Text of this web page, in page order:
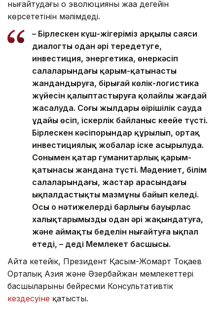
нығайтудағы оң эволюцияның жаңа деңгейін
көрсететінін мәлімдеді.
– Бірлескен күш-жігеріміз арқылы саяси
диалогты одан әрі тереңдетуге,
инвестиция, энергетика, өнеркәсіп
салаларындағы қарым-қатынасты
жандандыруға, бірыңғай көлік-логистика
жүйесін қалыптастыруға қолайлы жағдай
жасалуда. Соңғы жылдары өңірішілік сауда
ұдайы өсіп, іскерлік байланыс кеңейе түсті.
Бірлескен кәсіпорындар құрылып, ортақ
инвестициялық жобалар іске асырылуда.
Сонымен қатар гуманитарлық қарым-
қатынасы жандана түсті. Мәдениет, білім
салаларындағы, жастар арасындағы
ықпалдастықтың мазмұны байып келеді.
Осы оң нәтижелердің барлығы бауырлас
халықтарымызды одан әрі жақындатуға,
және аймақтың беделін нығайтуға ықпал
етеді, – деді Мемлекет басшысы.
Айта кетейік, Президент Қасым-Жомарт Тоқаев
Орталық Азия және Әзербайжан мемлекеттері
басшыларының бейресми Консультативтік
кездесуіне қатысты.